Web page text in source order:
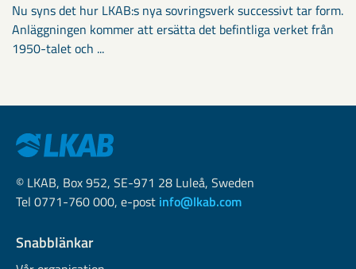
Nu syns det hur LKAB:s nya sovringsverk successivt tar form.
Anläggningen kommer att ersätta det befintliga verket från
1950-talet och ...
© LKAB, Box 952, SE-971 28 Luleå, Sweden
Tel 0771-760 000, e-post info@lkab.com
Snabblänkar